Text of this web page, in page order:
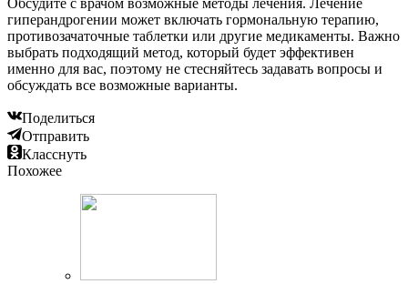
Обсудите с врачом возможные методы лечения. Лечение
гиперандрогении может включать гормональную терапию,
противозачаточные таблетки или другие медикаменты. Важно
выбрать подходящий метод, который будет эффективен
именно для вас, поэтому не стесняйтесь задавать вопросы и
обсуждать все возможные варианты.
Поделиться
Отправить
Класснуть
Похожее